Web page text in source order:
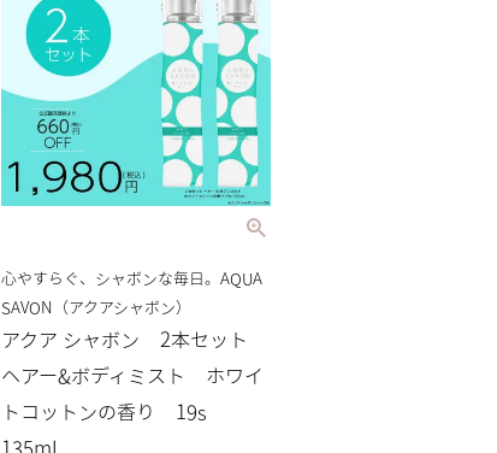
心やすらぐ、シャボンな毎日。AQUA
SAVON（アクアシャボン）
アクア シャボン 2本セット
ヘアー&ボディミスト ホワイ
トコットンの香り 19s
135mL